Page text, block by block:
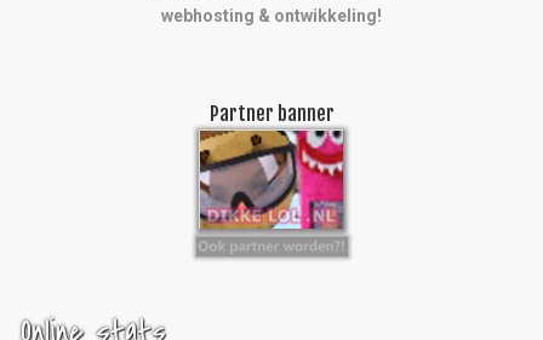
webhosting & ontwikkeling!
Partner banner